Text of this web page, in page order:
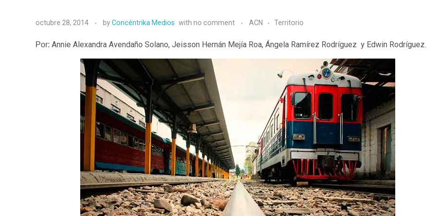
octubre 28, 2014 byConcéntrika Medios with no comment ACN Territorio
Por: Annie Alexandra Avendaño Solano, Jeisson Hernán Mejía Roa, Ángela Ramírez Rodríguez y Edwin Rodríguez.